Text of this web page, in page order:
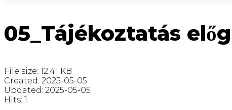
05_Tájékoztatás
File size: 12.41 KB
Created: 2025-05-05
Updated: 2025-05-05
Hits: 1